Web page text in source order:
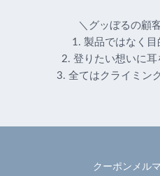
＼グッぼるの顧
1. 製品ではなく
2. 登りたい想いに
3. 全てはクライミン
クーポンメル